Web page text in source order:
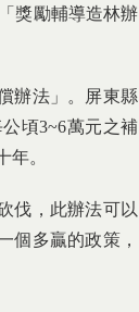
獎勵輔導造林辦
辦法」。屏東縣
頃3~6萬元之補
。
伐，此辦法可以
個多贏的政策，